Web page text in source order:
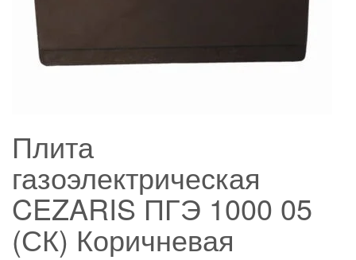
Плита
газоэлектрическая
CEZARIS ПГЭ 1000 05
(СК) Коричневая